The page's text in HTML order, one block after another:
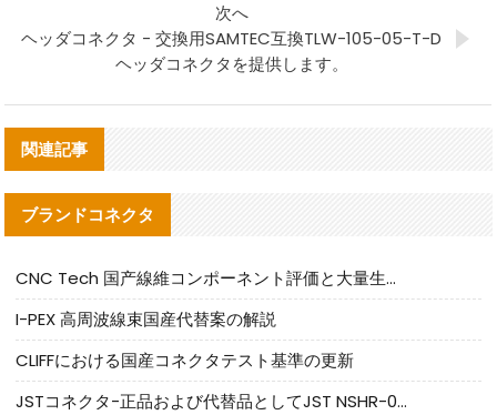
次へ
ヘッダコネクタ - 交換用SAMTEC互換TLW-105-05-T-D
ヘッダコネクタを提供します。
関連記事
ブランドコネクタ
CNC Tech 国产線維コンポーネント評価と大量生産適合ガイド
I-PEX 高周波線束国産代替案の解説
CLIFFにおける国産コネクタテスト基準の更新
JSTコネクタ-正品および代替品としてJST NSHR-02V-Sコネクタを提供します